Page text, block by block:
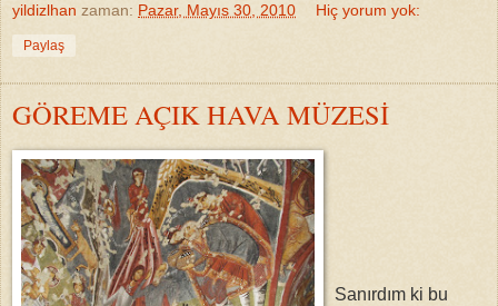
yildizlhan zaman: Pazar, Mayıs 30, 2010 Hiç yorum yok:
Paylaş
GÖREME AÇIK HAVA MÜZESİ
Sanırdım ki bu